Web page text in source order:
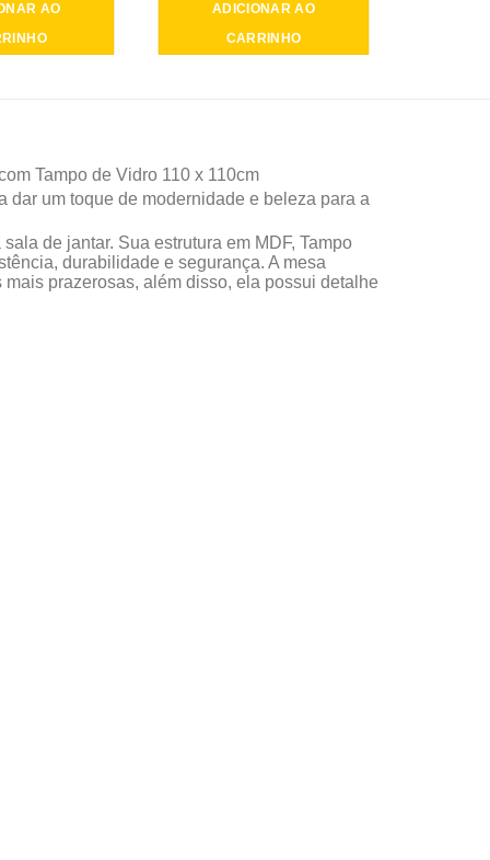
AO ADICIONAR AO
CARRINHO
Tampo de Vidro 110 x 110cm
um toque de modernidade e beleza para a
de jantar. Sua estrutura em MDF, Tampo
durabilidade e segurança. A mesa
prazerosas, além disso, ela possui detalhe